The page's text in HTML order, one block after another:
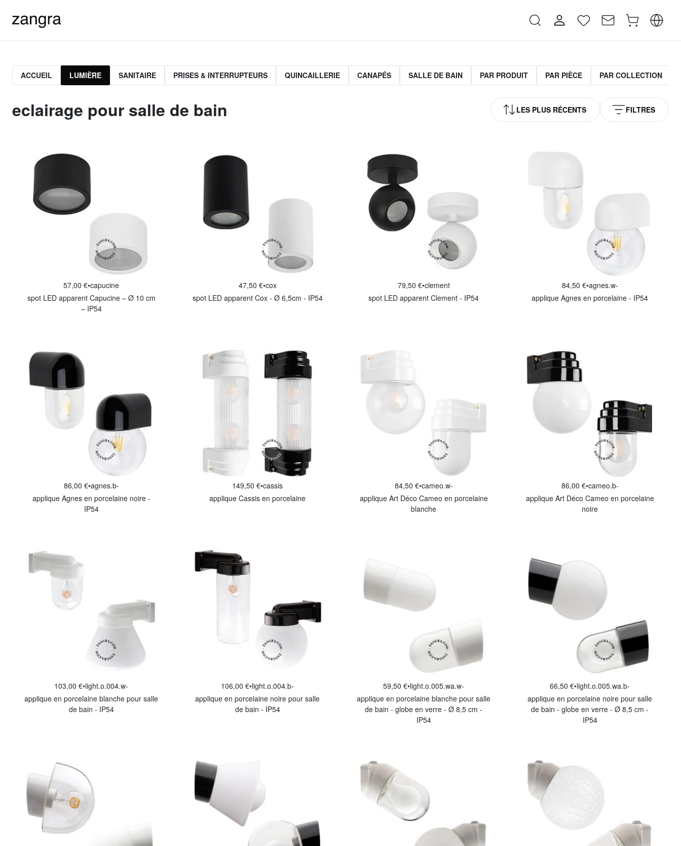
ACCUEIL LUMIÈRE SANITAIRE PRISES & INTERRUPTEURS QUINCAILLERIE CANAPÉS SALLE DE BAIN PAR PRODUIT PAR PIÈCE PAR COLLECTION
eclairage pour salle de bain LES PLUS RÉCENTS FILTRES
57,00 €•capucine
spot LED apparent Capucine – Ø 10 cm
– IP54
47,50 €•cox
spot LED apparent Cox - Ø 6,5cm - IP54
79,50 €•clement
spot LED apparent Clement - IP54
84,50 €•agnes.w-
applique Agnes en porcelaine - IP54
86,00 €•agnes.b-
applique Agnes en porcelaine noire -
IP54
149,50 €•cassis
applique Cassis en porcelaine
84,50 €•cameo.w-
applique Art Déco Cameo en porcelaine
blanche
86,00 €•cameo.b-
applique Art Déco Cameo en porcelaine
noire
103,00 €•light.o.004.w-
applique en porcelaine blanche pour salle
de bain - IP54
106,00 €•light.o.004.b-
applique en porcelaine noire pour salle
de bain - IP54
59,50 €•light.o.005.wa.w-
applique en porcelaine blanche pour salle
de bain - globe en verre - Ø 8,5 cm -
IP54
66,50 €•light.o.005.wa.b-
applique en porcelaine noire pour salle
de bain - globe en verre - Ø 8,5 cm -
IP54